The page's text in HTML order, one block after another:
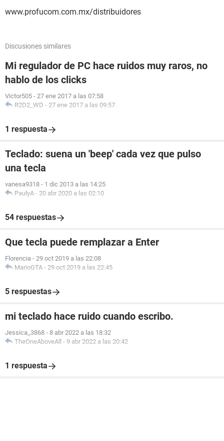
www.profucom.com.mx/distribuidores
Discusiones similares
Mi regulador de PC hace ruidos muy raros, no
hablo de los clicks
Victor505 - 27 ene 2017 a las 07:58
R2D2_WD - 27 ene 2017 a las 09:57
1 respuesta
Teclado: suena un 'beep' cada vez que pulso
una tecla
vanesa9318 - 1 dic 2013 a las 14:25
PaulyA - 20 abr 2020 a las 02:10
54 respuestas
Que tecla puede remplazar a Enter
Florencia - 29 oct 2019 a las 22:08
MarioGTA - 29 oct 2019 a las 22:45
5 respuestas
mi teclado hace ruido cuando escribo.
Jessica_3868 - 8 abr 2022 a las 18:32
TheOneAboveAll - 9 abr 2022 a las 20:42
1 respuesta